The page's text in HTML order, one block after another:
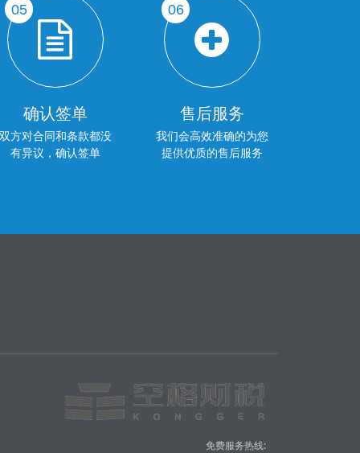
05
确认签单
方对合同和条款都没
有异议，确认签单
06
售后服务
我们会高效准确的为您
提供优质的售后服务
免费服务热线: